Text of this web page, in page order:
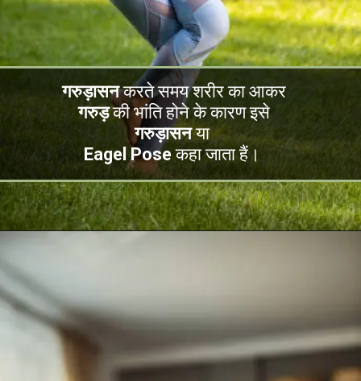
गरुड़ासनकरते समय शरीर का आकर
गरुड़की भांति होने के कारण इसे
गरुड़ासनया
Eagel Poseकहा जाता हैं।